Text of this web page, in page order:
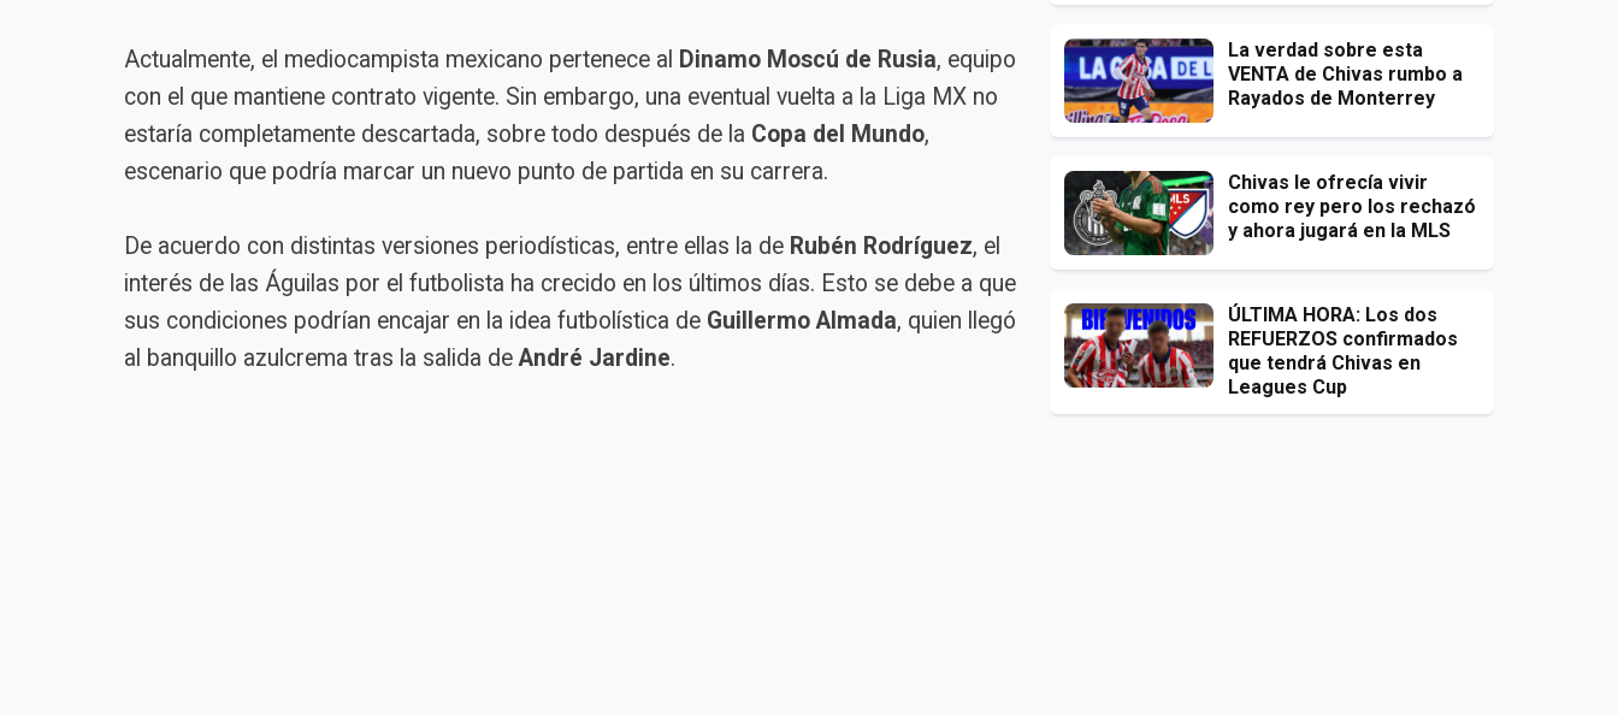
Actualmente, el mediocampista mexicano pertenece al Dinamo Moscú de Rusia, equipo
con el que mantiene contrato vigente. Sin embargo, una eventual vuelta a la Liga MX no
estaría completamente descartada, sobre todo después de la Copa del Mundo,
escenario que podría marcar un nuevo punto de partida en su carrera.
De acuerdo con distintas versiones periodísticas, entre ellas la de Rubén Rodríguez, el
interés de las Águilas por el futbolista ha crecido en los últimos días. Esto se debe a que
sus condiciones podrían encajar en la idea futbolística de Guillermo Almada, quien llegó
al banquillo azulcrema tras la salida deAndré Jardine.
La verdad sobre esta
VENTA de Chivas rumbo a
Rayados de Monterrey
Chivas le ofrecía vivir
como rey pero los rechazó
y ahora jugará en la MLS
ÚLTIMA HORA: Los dos
REFUERZOS confirmados
que tendrá Chivas en
Leagues Cup